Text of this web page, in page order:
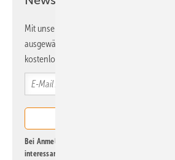
Mit unserem Newsletter erhalten Sie
ausgewählte Informationen und
kostenlos direkt ins Postfach.
Bei Anmeldung zu diesem Newsletter bin ich
interessante Verlags- und Online-Angebote